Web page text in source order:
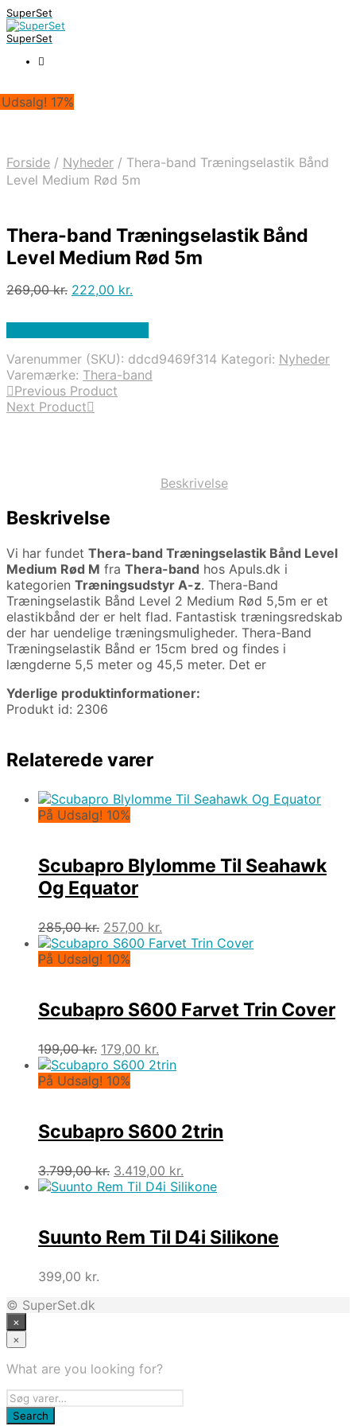
SuperSet
SuperSet
17%
Forside / Nyheder / Thera-band Træningselastik Bånd
Level Medium Rød 5m
Thera-band Træningselastik Bånd
Level Medium Rød 5m
269,00kr. Den
pris
var:
269,00 kr..
222,00 kr.
pris
er:
222,00 kr..
Varenummer (SKU): ddcd9469f314 Kategori: Nyheder
Varemærke: Thera-band
Previous Product
Next Product
Beskrivelse
Beskrivelse
Vi har fundet Thera-band Træningselastik Bånd Level
Medium Rød M fra Thera-band hos Apuls.dk i
kategorien Træningsudstyr A-z. Thera-Band
Træningselastik Bånd Level 2 Medium Rød 5,5m er et
elastikbånd der er helt flad. Fantastisk træningsredskab
der har uendelige træningsmuligheder. Thera-Band
Træningselastik Bånd er 15cm bred og findes i
længderne 5,5 meter og 45,5 meter. Det er
Yderlige produktinformationer:
Produkt id: 2306
Relaterede varer
På Udsalg! 10%
Scubapro Blylomme Til Seahawk
Og Equator
285,00kr. Den
oprindelige
pris
257,00 kr.
aktuelle
På Udsalg! 10%
Scubapro S600 Farvet Trin Cover
199,00kr. Den
oprindelige
pris
179,00 kr.
aktuelle
På Udsalg! 10%
Scubapro S600 2trin
3.799,00kr. Den
oprindelige
3.799,00 kr..
3.419,00 kr.
aktuelle
3.419,00 kr..
Suunto Rem Til D4i Silikone
399,00 kr.
© SuperSet.dk
×
×
What are you looking for?